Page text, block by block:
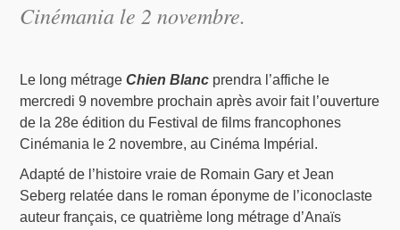
Cinémania le 2 novembre.
Le long métrageChien Blanc prendra l’affiche le
mercredi 9 novembre prochain après avoir fait l’ouverture
de la 28e édition du Festival de films francophones
Cinémania le 2 novembre, au Cinéma Impérial.
Adapté de l’histoire vraie de Romain Gary et Jean
Seberg relatée dans le roman éponyme de l’iconoclaste
auteur français, ce quatrième long métrage d’Anaïs